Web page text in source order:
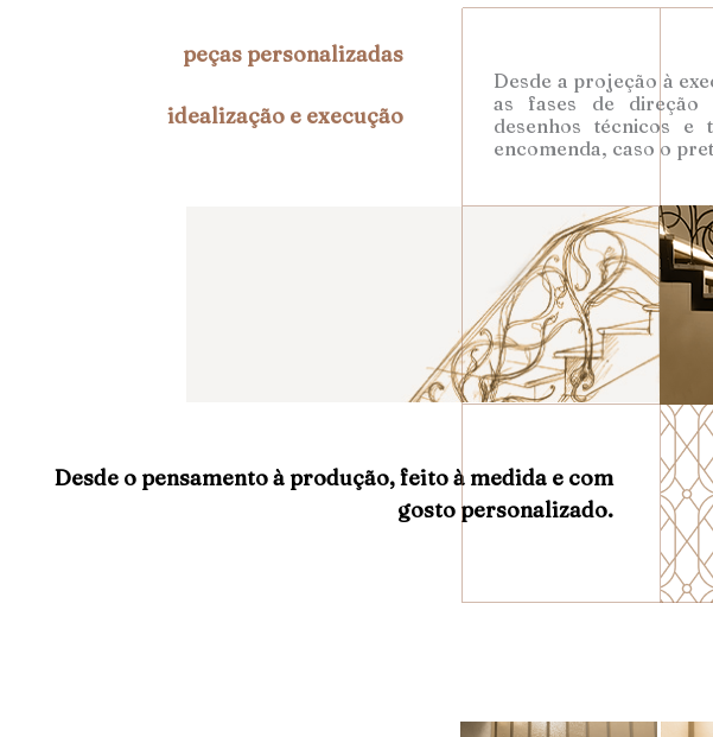
peças personalizadas
idealização e execução
Desde o pensamento à produção, feito à medida e com
gosto personalizado.
Desde a projeção à
as fases de direção
desenhos técnicos e
encomenda, caso o